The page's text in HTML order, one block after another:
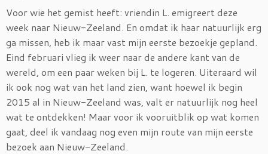
Voor wie het gemist heeft: vriendin L. emigreert deze
week naar Nieuw-Zeeland. En omdat ik haar natuurlijk erg
ga missen, heb ik maar vast mijn eerste bezoekje gepland.
Eind februari vlieg ik weer naar de andere kant van de
wereld, om een paar weken bij L. te logeren. Uiteraard wil
ik ook nog wat van het land zien, want hoewel ik begin
2015 al in Nieuw-Zeeland was, valt er natuurlijk nog heel
wat te ontdekken! Maar voor ik vooruitblik op wat komen
gaat, deel ik vandaag nog even mijn route van mijn eerste
bezoek aan Nieuw-Zeeland.